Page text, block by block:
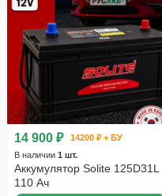
14 900 ₽
14200 ₽ + БУ
В наличии 1 шт.
Аккумулятор Solite 125D31L
110 Ач